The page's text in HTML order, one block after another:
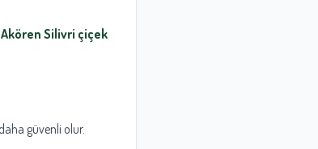
Akören Silivri çiçek
güvenli olur.